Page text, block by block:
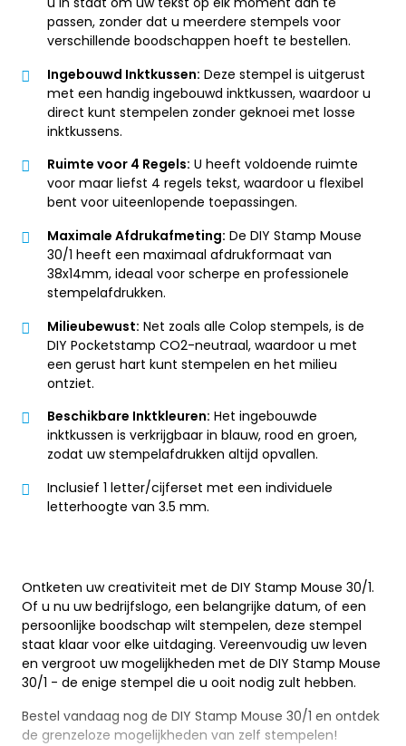
passen, zonder dat u meerdere stempels voor
verschillende boodschappen hoeft te bestellen.
Ingebouwd Inktkussen: Deze stempel is uitgerust
met een handig ingebouwd inktkussen, waardoor u
direct kunt stempelen zonder geknoei met losse
inktkussens.
Ruimte voor 4 Regels: U heeft voldoende ruimte
voor maar liefst 4 regels tekst, waardoor u flexibel
bent voor uiteenlopende toepassingen.
Maximale Afdrukafmeting: De DIY Stamp Mouse
30/1 heeft een maximaal afdrukformaat van
38x14mm, ideaal voor scherpe en professionele
stempelafdrukken.
Milieubewust: Net zoals alle Colop stempels, is de
DIY Pocketstamp CO2-neutraal, waardoor u met
een gerust hart kunt stempelen en het milieu
ontziet.
Beschikbare Inktkleuren: Het ingebouwde
inktkussen is verkrijgbaar in blauw, rood en groen,
zodat uw stempelafdrukken altijd opvallen.
Inclusief 1 letter/cijferset met een individuele
letterhoogte van 3.5 mm.
Ontketen uw creativiteit met de DIY Stamp Mouse 30/1.
Of u nu uw bedrijfslogo, een belangrijke datum, of een
persoonlijke boodschap wilt stempelen, deze stempel
staat klaar voor elke uitdaging. Vereenvoudig uw leven
en vergroot uw mogelijkheden met de DIY Stamp Mouse
30/1 - de enige stempel die u ooit nodig zult hebben.
Bestel vandaag nog de DIY Stamp Mouse 30/1 en ontdek
de grenzeloze mogelijkheden van zelf stempelen!